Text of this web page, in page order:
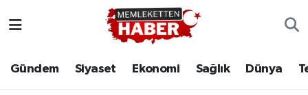
Gündem Siyaset Ekonomi Sağlık Dünya